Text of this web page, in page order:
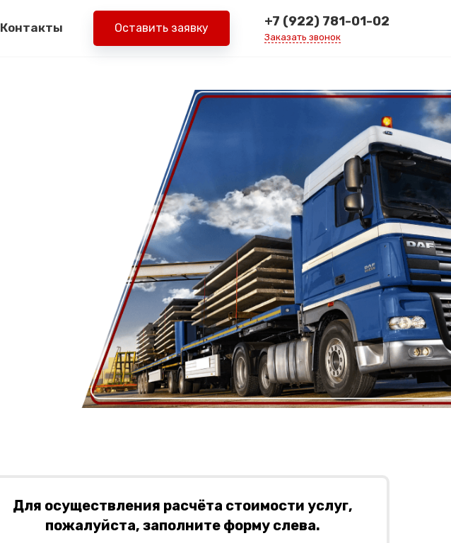
Контакты Оставить заявку +7 (922) 781-01-02
Заказать звонок
Для осуществления расчёта стоимости услуг,
пожалуйста, заполните форму слева.